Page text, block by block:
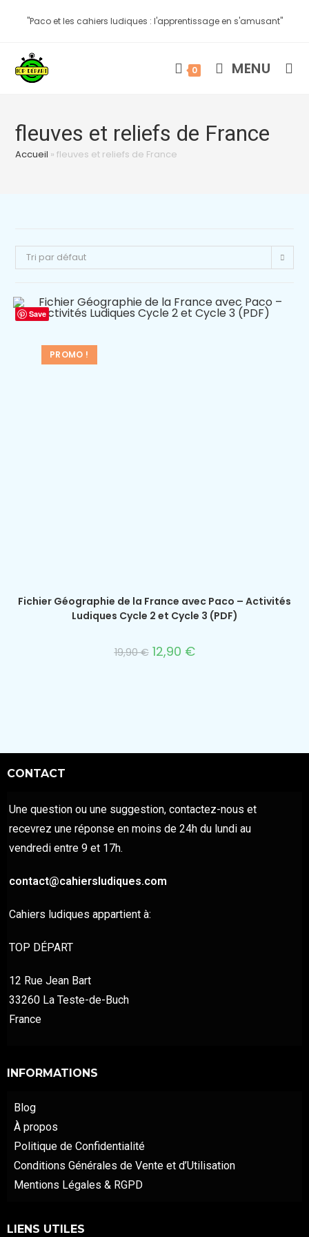
"Paco et les cahiers ludiques : l'apprentissage en s'amusant"
0 MENU
fleuves et reliefs de France
Accueil »fleuves et reliefs de France
Tri par défaut
Save
PROMO !
Fichier Géographie de la France avec Paco – Activités
Ludiques Cycle 2 et Cycle 3 (PDF)
19,90€ 12,90 €
CONTACT
Une question ou une suggestion, contactez-nous et
recevrez une réponse en moins de 24h du lundi au
vendredi entre 9 et 17h.
contact@cahiersludiques.com
Cahiers ludiques appartient à:
TOP DÉPART
12 Rue Jean Bart
33260 La Teste-de-Buch
France
INFORMATIONS
Blog
À propos
Politique de Confidentialité
Conditions Générales de Vente et d’Utilisation
Mentions Légales & RGPD
LIENS UTILES